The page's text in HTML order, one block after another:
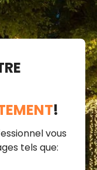
!
vous
tels que: